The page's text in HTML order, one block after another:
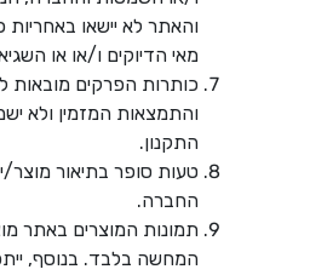
והאתר לא יישאו
מאי הדיוקים ו/או או
כותרות הפרקים מובאות
והתמצאות המזמין ולא
התקנון.
טעות סופר בתיאור
החברה.
תמונות המוצרים באתר
המחשה בלבד. בנוסף,